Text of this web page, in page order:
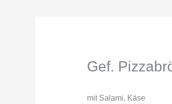
Gef.
mit Salami, Käse